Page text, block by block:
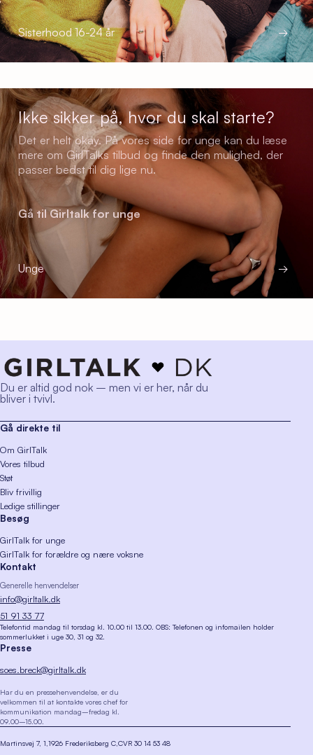
Sisterhood 16-24 år →
Ikke sikker på, hvor du skal starte?
Det er helt okay. På vores side for unge kan du læse
mere om GirlTalks tilbud og finde den mulighed, der
passer bedst til dig lige nu.
Gå til Girltalk for unge
Unge →
Du er altid god nok – men vi er her, når du
bliver i tvivl.
Gå direkte til
Om GirlTalk
Vores tilbud
Støt
Bliv frivillig
Ledige stillinger
Besøg
GirlTalk for unge
GirlTalk for forældre og nære voksne
Kontakt
Generelle henvendelser
info@girltalk.dk
51 91 33 77
Telefontid mandag til torsdag kl. 10.00 til 13.00. OBS: Telefonen og infomailen holder
sommerlukket i uge 30, 31 og 32.
Presse
soes.breck@girltalk.dk
Har du en pressehenvendelse, er du
velkommen til at kontakte vores chef for
kommunikation mandag–fredag kl.
09.00–15.00.
Martinsvej 7, 1 1926 Frederiksberg C CVR 30 14 53 48